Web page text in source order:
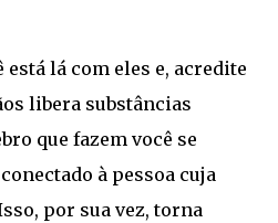
lá com eles e, acredite
libera substâncias
que fazem você se
à pessoa cuja
por sua vez, torna